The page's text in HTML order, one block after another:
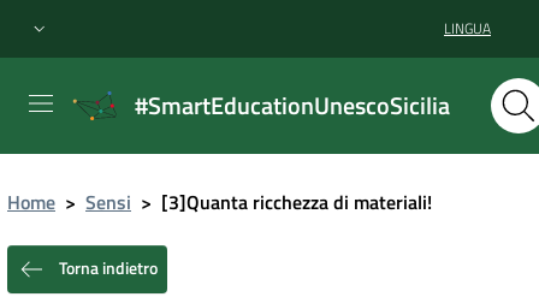
LINGUA
#SmartEducationUnescoSicilia
Home > Sensi > [3]Quanta ricchezza di materiali!
Torna indietro